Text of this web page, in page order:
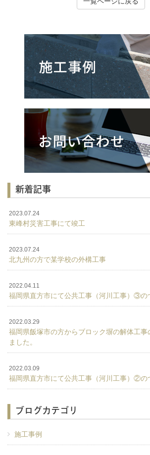
新着記事
2023.07.24
東峰村災害工事にて竣工
2023.07.24
北九州の方で某学校の外構工事
2022.04.11
福岡県直方市にて公共工事（河川工事）③の
2022.03.29
福岡県飯塚市の方からブロック塀の解体工事
ました。
2022.03.09
福岡県直方市にて公共工事（河川工事）②の
ブログカテゴリ
施工事例